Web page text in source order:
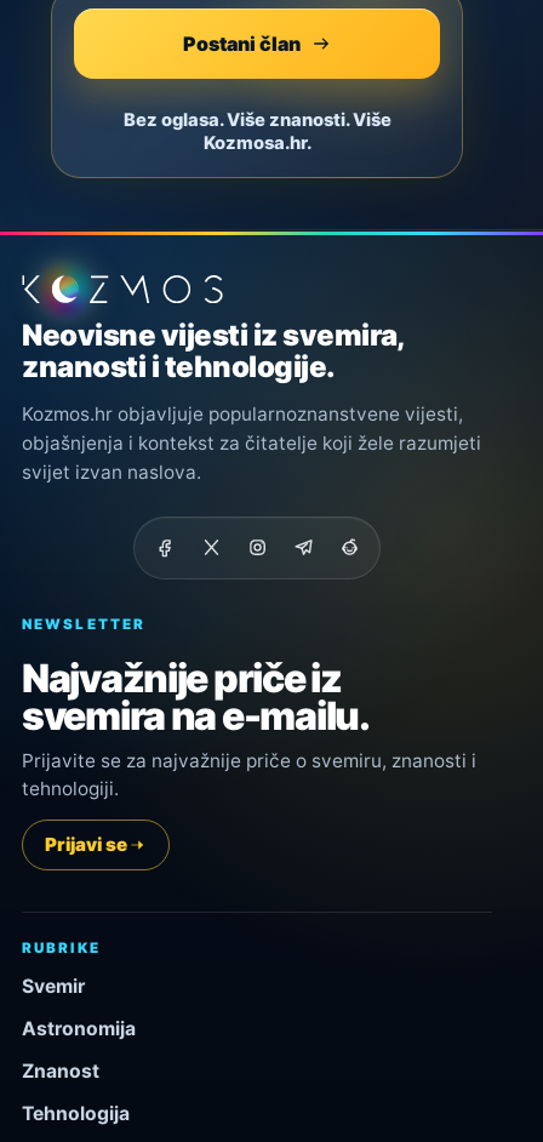
Postani član
Bez oglasa. Više znanosti. Više
Kozmosa.hr.
Podnožje stranice
Neovisne vijesti iz svemira,
znanosti i tehnologije.
Kozmos.hr objavljuje popularnoznanstvene vijesti,
objašnjenja i kontekst za čitatelje koji žele razumjeti
svijet izvan naslova.
NEWSLETTER
Najvažnije priče iz
svemira na e-mailu.
Prijavite se za najvažnije priče o svemiru, znanosti i
tehnologiji.
Prijavi se
RUBRIKE
Svemir
Astronomija
Znanost
Tehnologija